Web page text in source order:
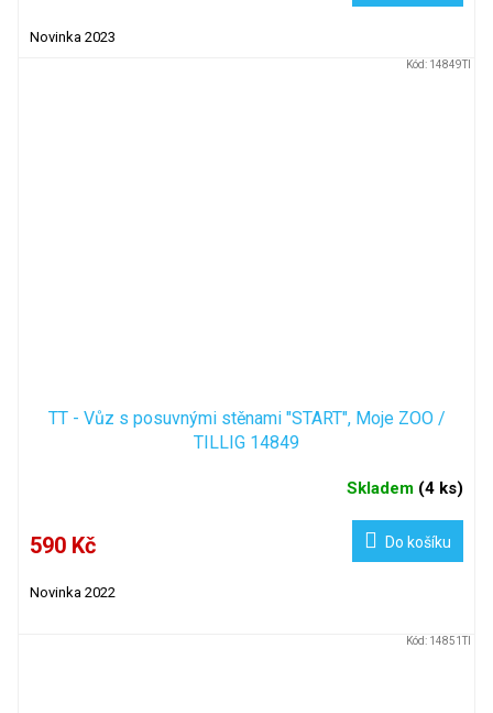
Novinka 2023
TT - Vůz s posuvnými stěnami "START", Moje ZOO /
TILLIG 14849
Skladem (4 ks)
590 Kč Do košíku
Novinka 2022
Kód: 14849TI
Kód: 14851TI